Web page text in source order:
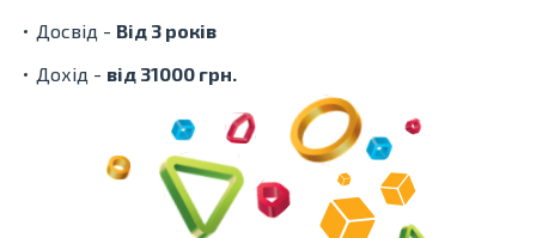
Досвід - Від 3 років
Дохід - від 31000 грн.